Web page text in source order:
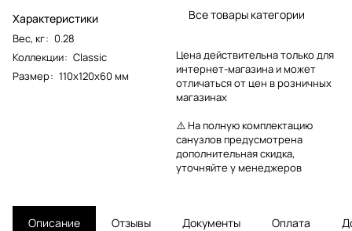
Характеристики
Вес, кг: 0.28
Коллекции: Classic
Размер: 110х120х60 мм
Все товары категории
Цена действительна только для
интернет-магазина и может
отличаться от цен в розничных
магазинах
⚠️ На полную комплектацию
санузлов предусмотрена
дополнительная скидка,
уточняйте у менеджеров
Описание Отзывы Документы Оплата